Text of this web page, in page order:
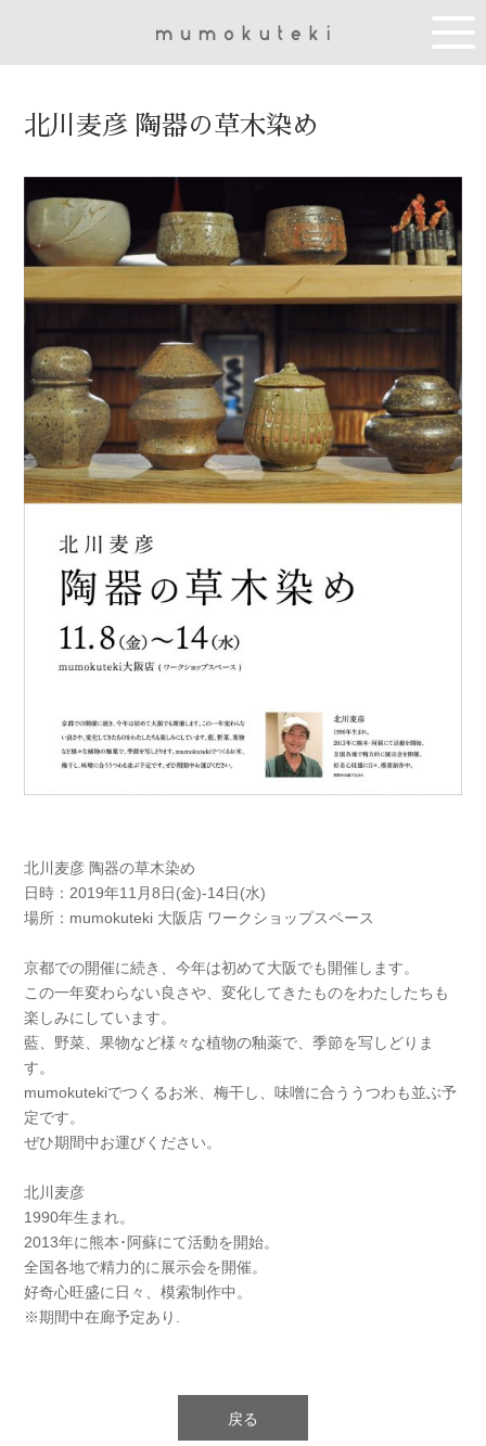
北川麦彦 陶器の草木染め
北川麦彦 陶器の草木染め
日時：2019年11月8日(金)-14日(水)
場所：mumokuteki 大阪店 ワークショップスペース
京都での開催に続き、今年は初めて大阪でも開催します。
この一年変わらない良さや、変化してきたものをわたしたちも
楽しみにしています。
藍、野菜、果物など様々な植物の釉薬で、季節を写しどりま
す。
mumokutekiでつくるお米、梅干し、味噌に合ううつわも並ぶ予
定です。
ぜひ期間中お運びください。
北川麦彦
1990年生まれ。
2013年に熊本･阿蘇にて活動を開始。
全国各地で精力的に展示会を開催。
好奇心旺盛に日々、模索制作中。
※期間中在廊予定あり.
戻る